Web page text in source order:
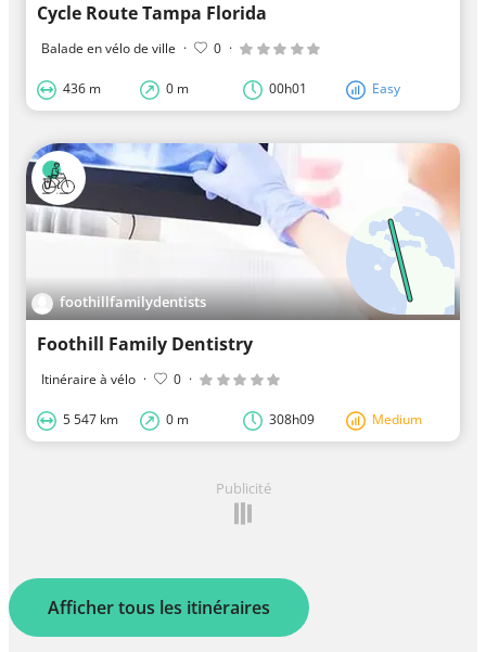
Cycle Route Tampa Florida
Balade en vélo de ville · 0 ·
436 m 0 m 00h01 Easy
foothillfamilydentists
Foothill Family Dentistry
Itinéraire à vélo · 0 ·
5 547 km 0 m 308h09 Medium
Publicité
Afficher tous les itinéraires